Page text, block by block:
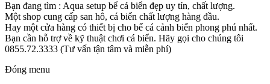
Bạn đang tìm : Aqua setup bể cá biển đẹp uy tín, chất lượng.
Một shop cung cấp san hô, cá biển chất lượng hàng đầu.
Hay một cửa hàng có thiết bị cho bể cá cảnh biển phong phú nhất.
Bạn cần hỗ trợ về kỹ thuật chơi cá biển. Hãy gọi cho chúng tôi
0855.72.3333 (Tư vấn tận tâm và miễn phí)
Đóng menu